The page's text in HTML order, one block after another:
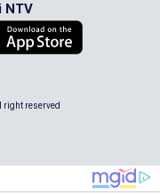
NTV
right reserved